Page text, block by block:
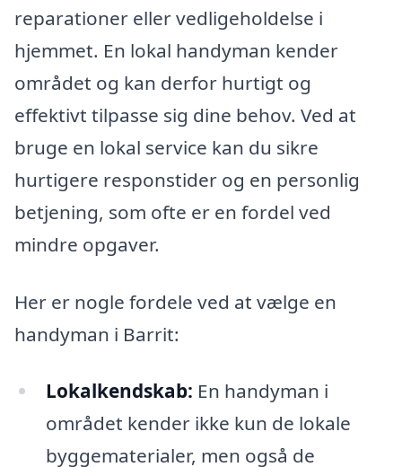
reparationer eller vedligeholdelse i
hjemmet. En lokal handyman kender
området og kan derfor hurtigt og
effektivt tilpasse sig dine behov. Ved at
bruge en lokal service kan du sikre
hurtigere responstider og en personlig
betjening, som ofte er en fordel ved
mindre opgaver.
Her er nogle fordele ved at vælge en
handyman i Barrit:
Lokalkendskab: En handyman i
området kender ikke kun de lokale
byggematerialer, men også de